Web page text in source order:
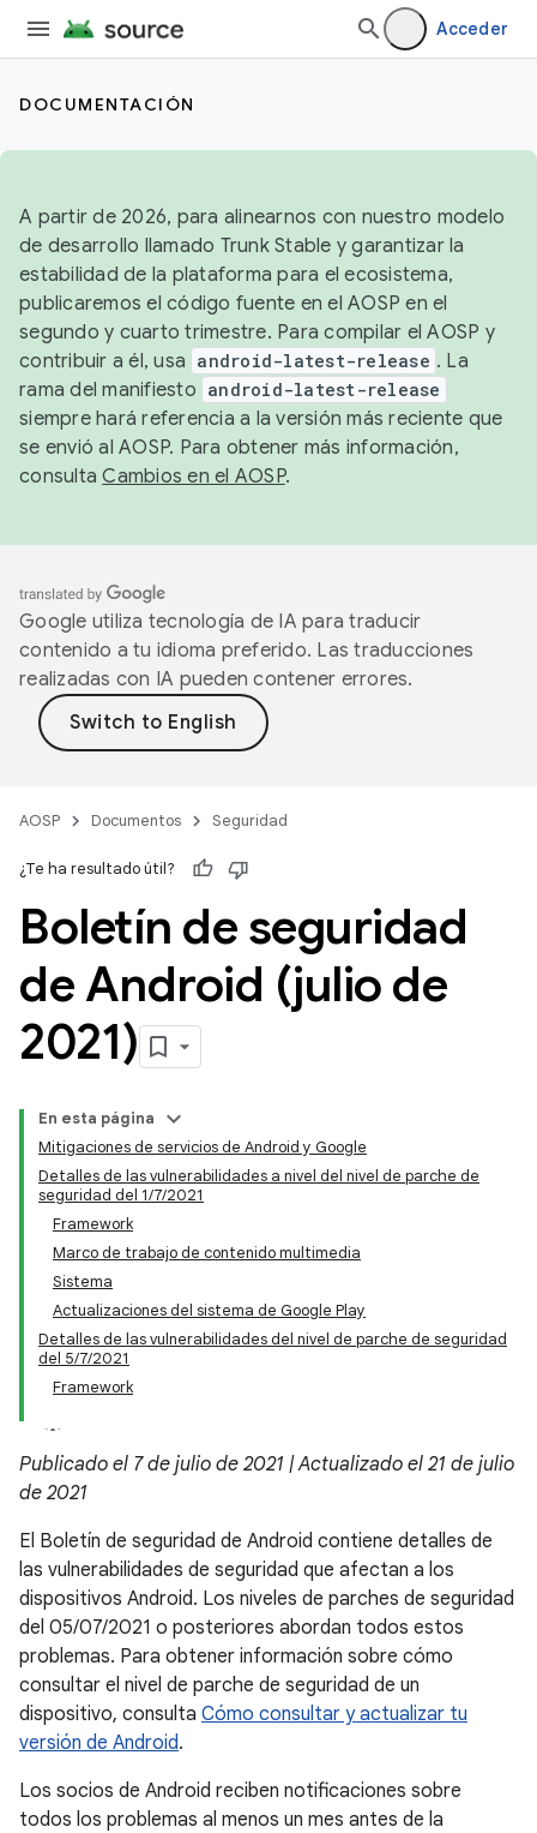
Acceder
DOCUMENTACIÓN
A partir de 2026, para alinearnos con nuestro modelo
de desarrollo llamado Trunk Stable y garantizar la
estabilidad de la plataforma para el ecosistema,
publicaremos el código fuente en el AOSP en el
segundo y cuarto trimestre. Para compilar el AOSP y
contribuir a él, usa android-latest-release . La
rama del manifiesto android-latest-release
siempre hará referencia a la versión más reciente que
se envió al AOSP. Para obtener más información,
consultaCambios en el AOSP.
Google utiliza tecnología de IA para traducir
contenido a tu idioma preferido. Las traducciones
realizadas con IA pueden contener errores.
AOSP Documentos Seguridad
¿Te ha resultado útil?
Boletín de seguridad
de Android (julio de
2021)
En esta página
Mitigaciones de servicios de Android y Google
Detalles de las vulnerabilidades a nivel del nivel de parche de
seguridad del 1/7/2021
Framework
Marco de trabajo de contenido multimedia
Sistema
Actualizaciones del sistema de Google Play
Detalles de las vulnerabilidades del nivel de parche de seguridad
del 5/7/2021
Framework
Publicado el 7 de julio de 2021 | Actualizado el 21 de julio
de 2021
El Boletín de seguridad de Android contiene detalles de
las vulnerabilidades de seguridad que afectan a los
dispositivos Android. Los niveles de parches de seguridad
del 05/07/2021 o posteriores abordan todos estos
problemas. Para obtener información sobre cómo
consultar el nivel de parche de seguridad de un
dispositivo, consulta Cómo consultar y actualizar tu
versión de Android.
Los socios de Android reciben notificaciones sobre
todos los problemas al menos un mes antes de la